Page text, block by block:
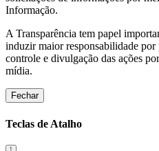
Informação.
A Transparência tem papel
induzir maior responsabilidade por
controle e divulgação das ações
mídia.
Fechar
Teclas de Atalho